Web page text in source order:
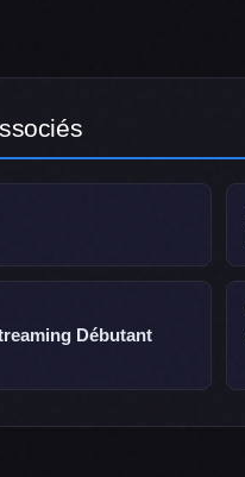
Débutant